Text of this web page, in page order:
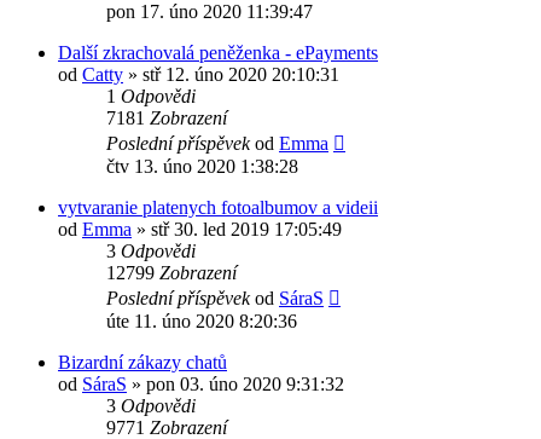
pon 17. úno 2020 11:39:47
Další zkrachovalá peněženka - ePayments
od Catty » stř 12. úno 2020 20:10:31
1 Odpovědi
7181 Zobrazení
Poslední příspěvekod Emma
čtv 13. úno 2020 1:38:28
vytvaranie platenych fotoalbumov a videii
od Emma » stř 30. led 2019 17:05:49
3 Odpovědi
12799 Zobrazení
Poslední příspěvekod SáraS
úte 11. úno 2020 8:20:36
Bizardní zákazy chatů
od SáraS » pon 03. úno 2020 9:31:32
3 Odpovědi
9771 Zobrazení